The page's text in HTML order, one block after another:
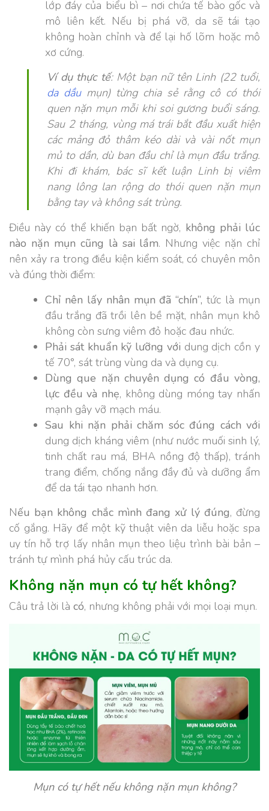
lớp đáy của biểu bì – nơi chứa tế bào gốc và
mô liên kết. Nếu bị phá vỡ, da sẽ tái tạo
không hoàn chỉnh và để lại hố lõm hoặc mô
xơ cứng.
Ví dụ thực tế: Một bạn nữ tên Linh (22 tuổi,
da dầumụn) từng chia sẻ rằng cô có thói
quen nặn mụn mỗi khi soi gương buổi sáng.
Sau 2 tháng, vùng má trái bắt đầu xuất hiện
các mảng đỏ thâm kéo dài và vài nốt mụn
mủ to dần, dù ban đầu chỉ là mụn đầu trắng.
Khi đi khám, bác sĩ kết luận Linh bị viêm
nang lông lan rộng do thói quen nặn mụn
bằng tay và không sát trùng.
Điều này có thể khiến bạn bất ngờ, không phải lúc
nào nặn mụn cũng là sai lầm. Nhưng việc nặn chỉ
nên xảy ra trong điều kiện kiểm soát, có chuyên môn
và đúng thời điểm:
Chỉ nên lấy nhân mụn đã “chín”,tức là mụn
đầu trắng đã trồi lên bề mặt, nhân mụn khô
không còn sưng viêm đỏ hoặc đau nhức.
Phải sát khuẩn kỹ lưỡng với dung dịch cồn y
tế 70°, sát trùng vùng da và dụng cụ.
Dùng que nặn chuyên dụng có đầu vòng,
lực đều và nhẹ, không dùng móng tay nhấn
mạnh gây vỡ mạch máu.
Sau khi nặn phải chăm sóc đúng cách với
dung dịch kháng viêm (như nước muối sinh lý,
tinh chất rau má, BHA nồng độ thấp), tránh
trang điểm, chống nắng đầy đủ và dưỡng ẩm
để da tái tạo nhanh hơn.
Nếu bạn không chắc mình đang xử lý đúng, đừng
cố gắng. Hãy để một kỹ thuật viên da liễu hoặc spa
uy tín hỗ trợ lấy nhân mụn theo liệu trình bài bản –
tránh tự mình phá hủy cấu trúc da.
Không nặn mụn có tự hết không?
Câu trả lời là có, nhưng không phải với mọi loại mụn.
Mụn có tự hết nếu không nặn mụn không?